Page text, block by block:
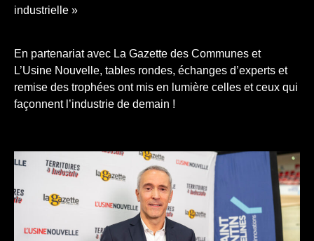
industrielle »
En partenariat avec La Gazette des Communes et
L’Usine Nouvelle, tables rondes, échanges d’experts et
remise des trophées ont mis en lumière celles et ceux qui
façonnent l’industrie de demain !